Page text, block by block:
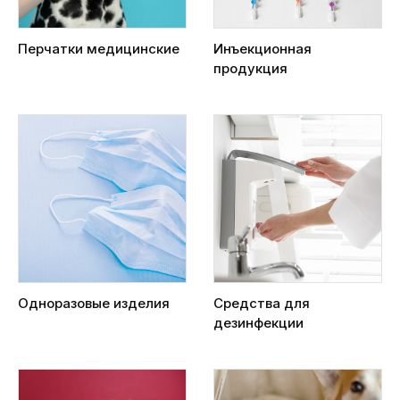
Перчатки медицинские
Инъекционная
продукция
Одноразовые изделия
Средства для
дезинфекции